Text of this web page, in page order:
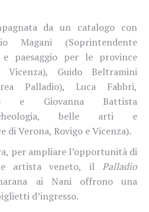
da un catalogo con
Magani (Soprintendente
paesaggio per le province
Guido Beltramini
Palladio), Luca Fabbri,
e Giovanna Battista
belle arti e
di Verona, Rovigo e Vicenza).
per ampliare l’opportunità di
artista veneto, il Palladio
ai Nani offrono una
d’ingresso.